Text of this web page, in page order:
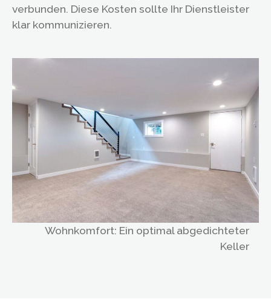
Wohnkomfort: Ein optimal abgedichteter
Keller
verbunden. Diese Kosten sollte Ihr Dienstleister
klar kommunizieren.